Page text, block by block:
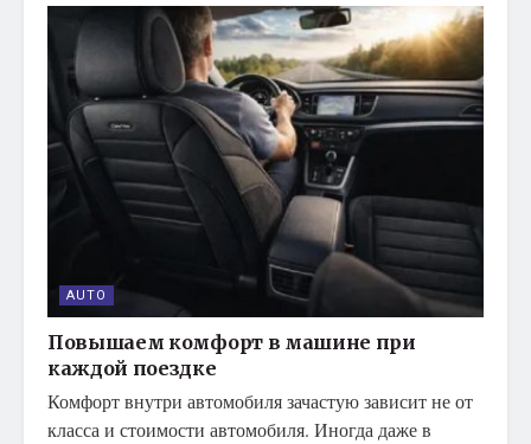
AUTO
Повышаем комфорт в машине при
каждой поездке
Комфорт внутри автомобиля зачастую зависит не от
класса и стоимости автомобиля. Иногда даже в